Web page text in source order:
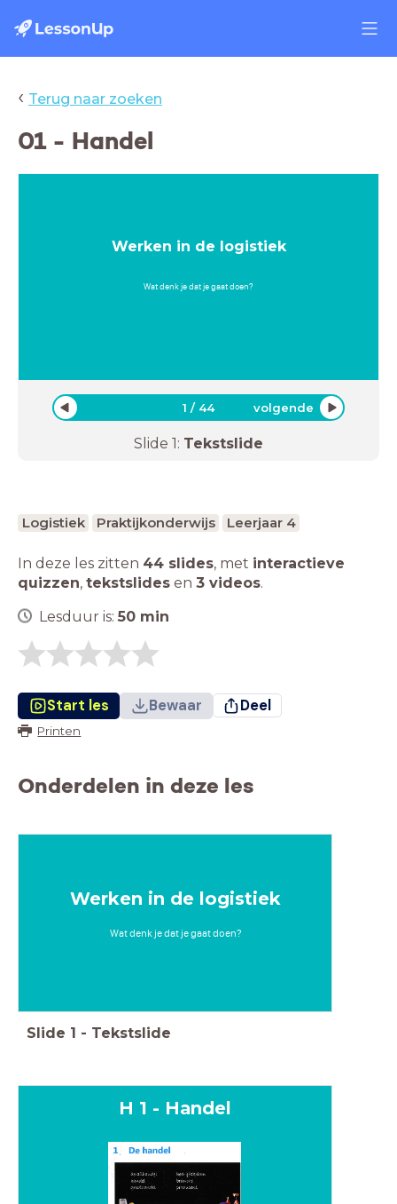
‹ Terug naar zoeken
01 - Handel
Werken in de logistiek
Wat denk je dat je gaat doen?
1 / 44 volgende
Slide 1: Tekstslide
Logistiek Praktijkonderwijs Leerjaar 4
In deze les zitten 44 slides, met interactieve
quizzen, tekstslides en 3 videos.
Lesduur is: 50 min
Start les Bewaar Deel
Printen
Onderdelen in deze les
Werken in de logistiek
Wat denk je dat je gaat doen?
Slide 1 - Tekstslide
H 1 - Handel